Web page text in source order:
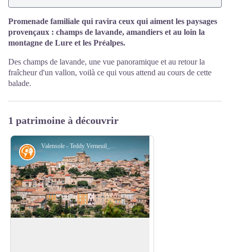
Promenade familiale qui ravira ceux qui aiment les paysages
provençaux : champs de lavande, amandiers et au loin la
montagne de Lure et les Préalpes.
Des champs de lavande, une vue panoramique et au retour la
fraîcheur d'un vallon, voilà ce qui vous attend au cours de cette
balade.
1 patrimoine à découvrir
Valensole - Teddy Verneuil_AD_04
Histoire